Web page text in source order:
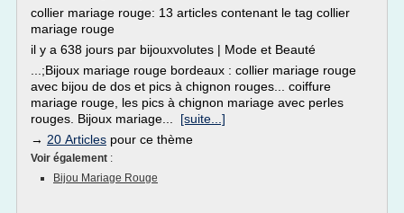
collier mariage rouge: 13 articles contenant le tag collier
mariage rouge
il y a 638 jours par bijouxvolutes | Mode et Beauté
...;Bijoux mariage rouge bordeaux : collier mariage rouge
avec bijou de dos et pics à chignon rouges... coiffure
mariage rouge, les pics à chignon mariage avec perles
rouges. Bijoux mariage... [suite...]
→ 20 Articles pour ce thème
Voir également :
Bijou Mariage Rouge